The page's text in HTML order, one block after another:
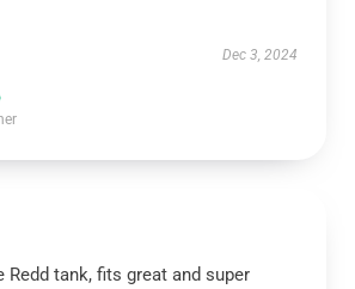
Dec 3, 2024
Redd tank, fits great and super